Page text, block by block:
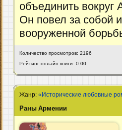
объединить вокруг
Он повел за собой
вооруженной
Количество просмотров: 2196
Рейтинг онлайн книги: 0.00
Жанр:«Исторические любовные
Раны Армении